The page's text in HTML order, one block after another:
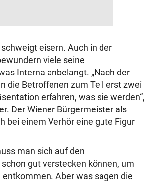
eisern. Auch in der
viele seine
Interna anbelangt. „Nach der
die Betroffenen zum Teil erst zwei
erfahren, was sie werden“,
Der Wiener Bürgermeister als
bei einem Verhör eine gute Figur
man sich auf den
gut verstecken können, um
entkommen. Aber was sagen die